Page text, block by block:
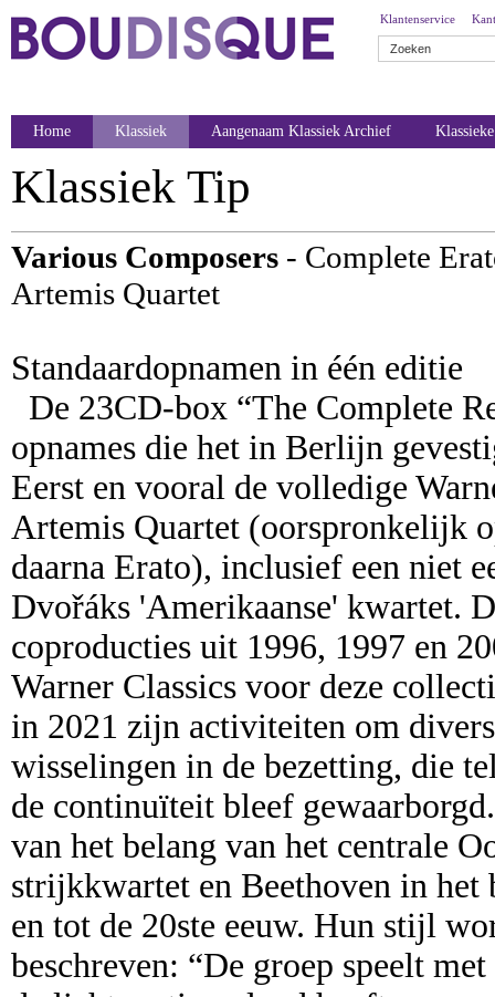
Klantenservice
Home Klassiek Aangenaam Klassiek Archief
Klassiek Tip
Various Composers - Complete
Artemis Quartet
Standaardopnamen in één editie
De 23CD-box “The Complete
opnames die het in Berlijn
Eerst en vooral de volledige
Artemis Quartet (oorspronkelijk
daarna Erato), inclusief een niet
Dvořáks 'Amerikaanse' kwartet.
coproducties uit 1996, 1997 en
Warner Classics voor deze
in 2021 zijn activiteiten om
wisselingen in de bezetting, die
de continuïteit bleef
van het belang van het centrale
strijkkwartet en Beethoven in
en tot de 20ste eeuw. Hun stijl
beschreven: “De groep speelt